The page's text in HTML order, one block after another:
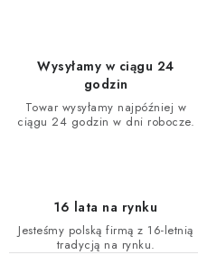
Wysyłamy w ciągu 24
godzin
Towar wysyłamy najpóźniej w
ciągu 24 godzin w dni robocze.
16 lata na rynku
Jesteśmy polską firmą z 16-letnią
tradycją na rynku.